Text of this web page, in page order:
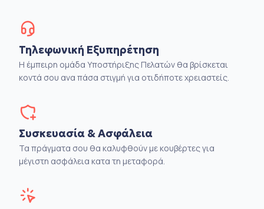
Τηλεφωνική Εξυπηρέτηση
Η έμπειρη ομάδα Υποστήριξης Πελατών θα βρίσκεται
κοντά σου ανα πάσα στιγμή για οτιδήποτε χρειαστείς.
Συσκευασία & Ασφάλεια
Τα πράγματα σου θα καλυφθούν με κουβέρτες για
μέγιστη ασφάλεια κατα τη μεταφορά.